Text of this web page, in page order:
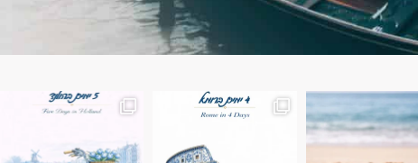
רומא היא אחת
Instagram post 18087423191462101